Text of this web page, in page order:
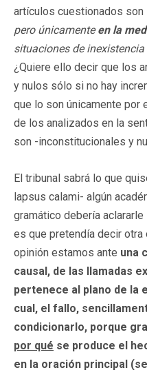
artículos cuestionados son
pero únicamenteen la
situaciones de
¿Quiere ello decir que los
y nulos sólo si no hay
que lo son únicamente por
de los analizados en la
son -inconstitucionales y
El tribunal sabrá lo que
lapsus calami- algún
gramático debería
es que pretendía decir otra
opinión estamos ante una
causal, de las llamadas
pertenece al plano de la
cual, el fallo,
condicionarlo, porque
por qué se produce el
en la oración principal